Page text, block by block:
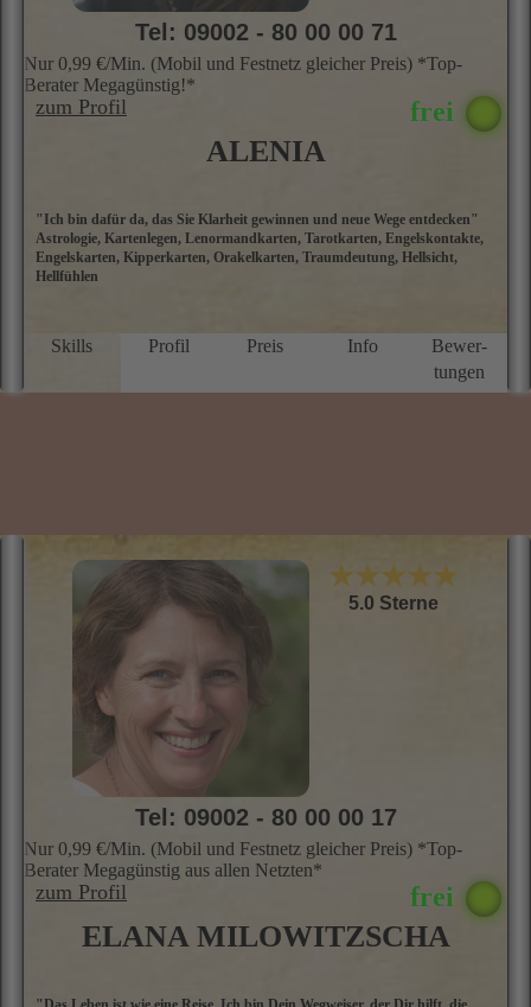
ALENIA
"Ich bin dafür da, das Sie Klarheit gewinnen und neue Wege entdecken"
Astrologie, Kartenlegen, Lenormandkarten, Tarotkarten, Engelskontakte,
Engelskarten, Kipperkarten, Orakelkarten, Traumdeutung, Hellsicht,
Hellfühlen
Skills Profil Preis Info
Bewer­
tungen
Tel: 09002 - 80 00 00 71
Nur 0,99 €/Min. (Mobil und Festnetz gleicher Preis) *Top-
Berater Megagünstig!*
zum Profil
★★★★★
5.0 Sterne
ELANA MILOWITZSCHA
Tel: 09002 - 80 00 00 17
Nur 0,99 €/Min. (Mobil und Festnetz gleicher Preis) *Top-
Berater Megagünstig aus allen Netzten*
zum Profil